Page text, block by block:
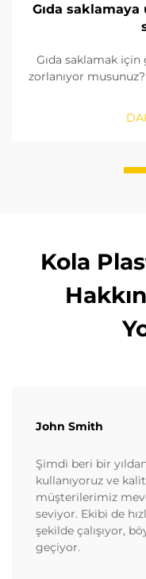
Gıda
Gıda saklamak
zorlanıyor
kontrol
seçeceğinizi
Kola
John Smith
Şimdi beri bir
kullanıyoruz ve
müşterilerimiz
seviyor. Ekibi de
şekilde çalışıyor,
geçiyor.